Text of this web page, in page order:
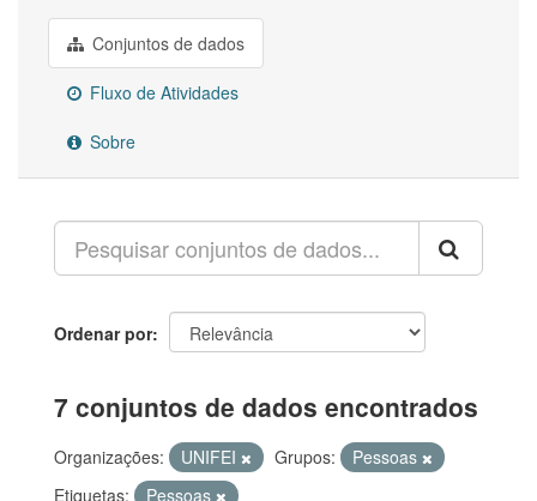
Conjuntos de dados
Fluxo de Atividades
Sobre
Ordenar por
7 conjuntos de dados encontrados
Organizações: UNIFEI Grupos:
Pessoas
Etiquetas:
Pessoas